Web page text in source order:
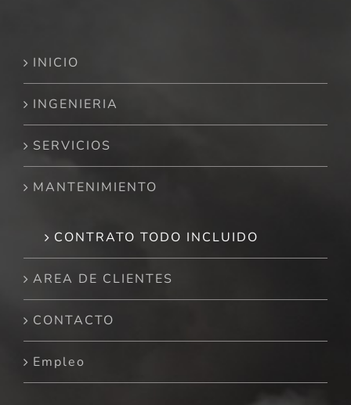
INICIO
INGENIERIA
SERVICIOS
MANTENIMIENTO
CONTRATO TODO INCLUIDO
AREA DE CLIENTES
CONTACTO
Empleo